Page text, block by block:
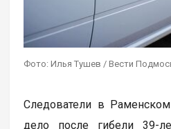
Фото: Илья Тушев / Вести
Следователи в
дело после гибели 39-